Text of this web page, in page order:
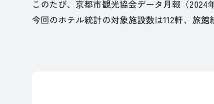
このたび、京都市観光協会データ月報（2024
今回のホテル統計の対象施設数は112軒、旅館